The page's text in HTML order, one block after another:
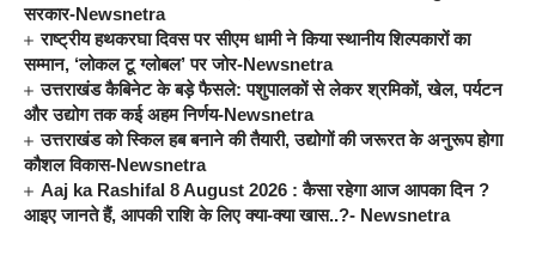
सरकार-Newsnetra
राष्ट्रीय हथकरघा दिवस पर सीएम धामी ने किया स्थानीय शिल्पकारों का
सम्मान, ‘लोकल टू ग्लोबल’ पर जोर-Newsnetra
उत्तराखंड कैबिनेट के बड़े फैसले: पशुपालकों से लेकर श्रमिकों, खेल, पर्यटन
और उद्योग तक कई अहम निर्णय-Newsnetra
उत्तराखंड को स्किल हब बनाने की तैयारी, उद्योगों की जरूरत के अनुरूप होगा
कौशल विकास-Newsnetra
Aaj ka Rashifal 8 August 2026 : कैसा रहेगा आज आपका दिन ?
आइए जानते हैं, आपकी राशि के लिए क्या-क्या खास..?- Newsnetra